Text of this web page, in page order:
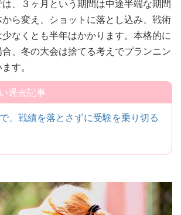
、３ヶ月という期間は中途半端な期間
ら変え、ショットに落とし込み、戦術
なくとも半年はかかります。本格的に
、冬の大会は捨てる考えでプランニン
す。
過去記事
、戦績を落とさずに受験を乗り切る